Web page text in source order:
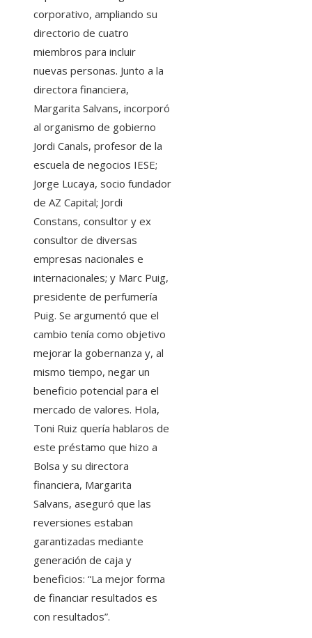
corporativo, ampliando su
directorio de cuatro
miembros para incluir
nuevas personas. Junto a la
directora financiera,
Margarita Salvans, incorporó
al organismo de gobierno
Jordi Canals, profesor de la
escuela de negocios IESE;
Jorge Lucaya, socio fundador
de AZ Capital; Jordi
Constans, consultor y ex
consultor de diversas
empresas nacionales e
internacionales; y Marc Puig,
presidente de perfumería
Puig. Se argumentó que el
cambio tenía como objetivo
mejorar la gobernanza y, al
mismo tiempo, negar un
beneficio potencial para el
mercado de valores. Hola,
Toni Ruiz quería hablaros de
este préstamo que hizo a
Bolsa y su directora
financiera, Margarita
Salvans, aseguró que las
reversiones estaban
garantizadas mediante
generación de caja y
beneficios: “La mejor forma
de financiar resultados es
con resultados”.